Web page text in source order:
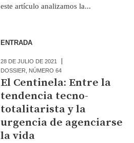
este artículo analizamos la...
ENTRADA
28 DE JULIO DE 2021
DOSSIER
NÚMERO 64
El Centinela: Entre la
tendencia tecno-
totalitarista y la
urgencia de agenciarse
la vida